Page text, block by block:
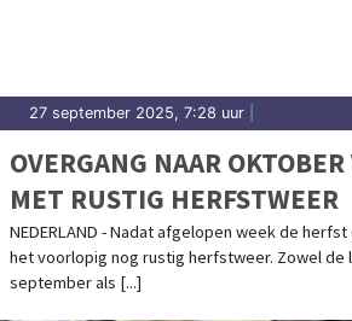
27 september 2025, 7:28 uur
OVERGANG NAAR
MET RUSTIG HERFSTWEER
NEDERLAND - Nadat afgelopen week de
het voorlopig nog rustig herfstweer. Zowel de
september als [...]